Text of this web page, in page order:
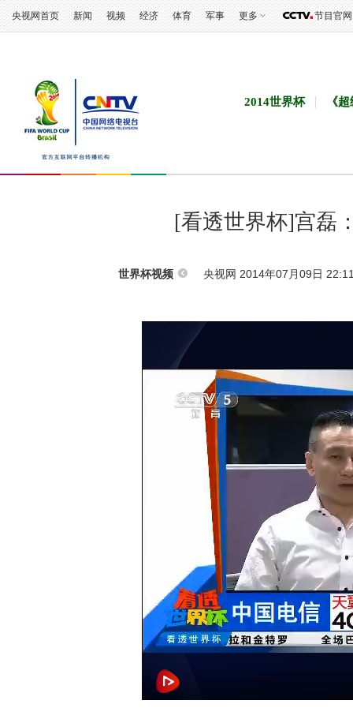
央视网首页 新闻 视频 经济 体育 军事 更多 节目官网
2014世界杯 《
[看透世界杯]宫磊
世界杯视频 央视网 2014年07月09日